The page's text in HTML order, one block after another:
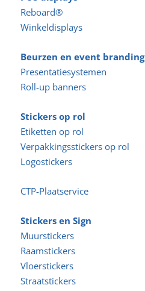
Reboard®
Winkeldisplays
Beurzen en event branding
Presentatiesystemen
Roll-up banners
Stickers op rol
Etiketten op rol
Verpakkingsstickers op rol
Logostickers
CTP-Plaatservice
Stickers en Sign
Muurstickers
Raamstickers
Vloerstickers
Straatstickers